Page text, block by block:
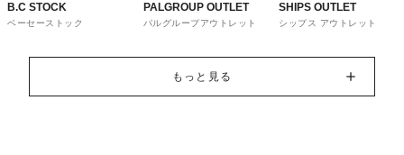
B.C STOCK
ベーセーストック
PALGROUP OUTLET
パルグループアウトレット
SHIPS OUTLET
シップス アウトレット
もっと見る